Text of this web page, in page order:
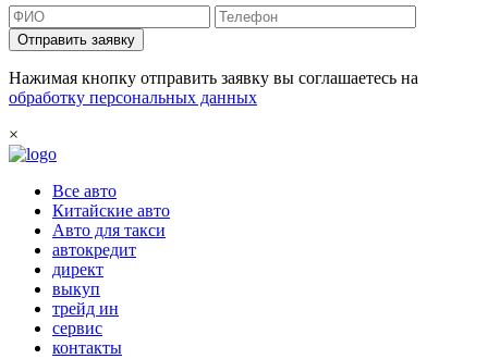
Отправить заявку
Нажимая кнопку отправить заявку вы соглашаетесь на
обработку персональных данных
×
Все авто
Китайские авто
Авто для такси
автокредит
директ
выкуп
трейд ин
сервис
контакты